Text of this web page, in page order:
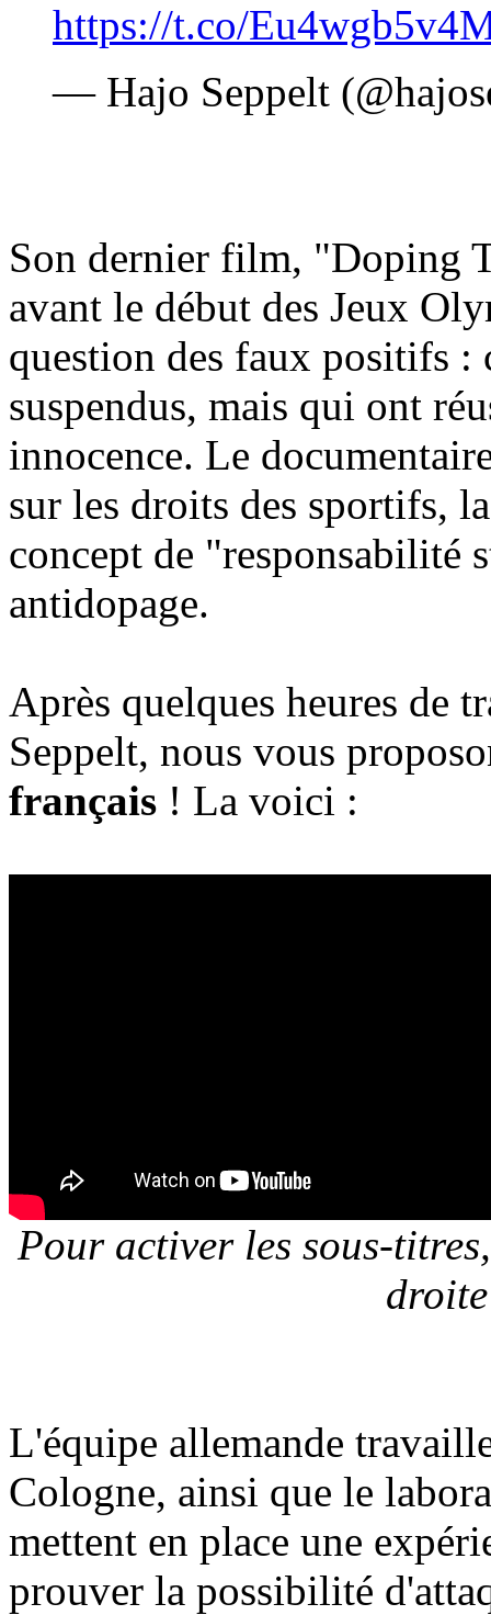
https://t.co/
— Hajo Seppelt
Son dernier film, "Doping
avant le début des Jeux
question des faux positifs :
suspendus, mais qui ont
innocence. Le
sur les droits des sportifs,
concept de "responsabilité
antidopage.
Après quelques heures de
Seppelt, nous vous
français ! La voici :
Pour activer les sous-
L'équipe allemande
Cologne, ainsi que le
mettent en place une
prouver la possibilité